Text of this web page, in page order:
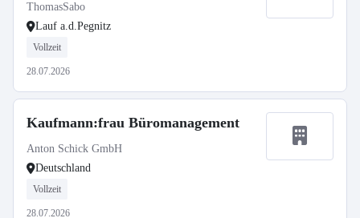
ThomasSabo
Lauf a.d.Pegnitz
Vollzeit
28.07.2026
Kaufmann:frau Büromanagement
Anton Schick GmbH
Deutschland
Vollzeit
28.07.2026